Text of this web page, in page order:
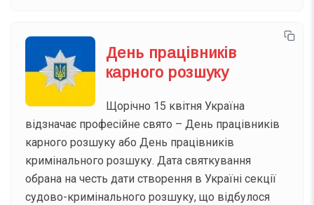
День працівників
карного розшуку
Щорічно 15 квітня Україна
відзначає професійне свято – День працівників
карного розшуку або День працівників
кримінального розшуку. Дата святкування
обрана на честь дати створення в Україні секції
судово-кримінального розшуку, що відбулося